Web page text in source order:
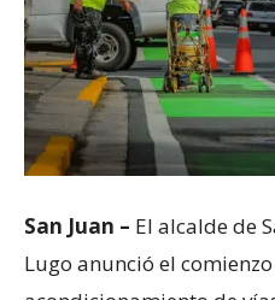
San Juan – El alcalde de
Lugo anunció el